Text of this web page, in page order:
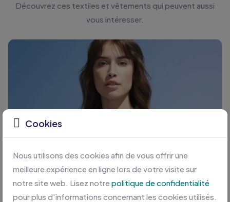
Découvrez ces textiles et vêtements qui peuvent aussi
vous intéresser.
Cookies
Nous utilisons des cookies afin de vous offrir une
meilleure expérience en ligne lors de votre visite sur
notre site web. Lisez notre politique de confidentialité
pour plus d'informations concernant les cookies utilisés.